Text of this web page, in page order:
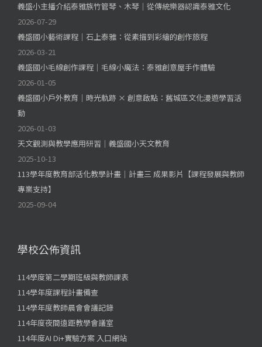
義盛小主播介紹泰雅族竹管琴、木琴｜從傳統樂器認識泰雅文化
2026-07-29
義盛國小藝術課程｜石上泰雅：從素描到彩繪的創作旅程
2026-03-21
義盛國小毛線創作課程｜毛線小魔法：泰雅創意屋手作體驗
2026-01-05
義盛國小戶外教育｜時光軌跡 × 創意啟點：舊城區文化漫遊學習活
動
2026-01-03
天文觀測與教學應用研習｜義盛國小天文教育
2025-10-13
113學年度教育部活化教學計畫｜計畫三 成果影片【課程發展與教師
專業支持】
2025-09-04
學校公佈資訊
114學度第二學期班級與教師課表
114學年度課程計畫備查
114學年度教師晨會會議記錄
114年度夜間遠距教學會議室
114年度AI Di+實驗方案 入口網站